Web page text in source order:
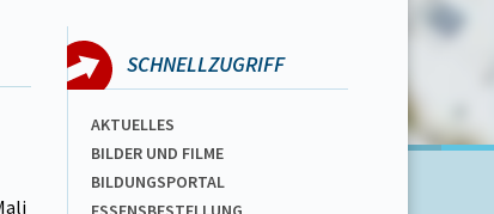
SCHNELLZUGRIFF
AKTUELLES
BILDER UND FILME
BILDUNGSPORTAL